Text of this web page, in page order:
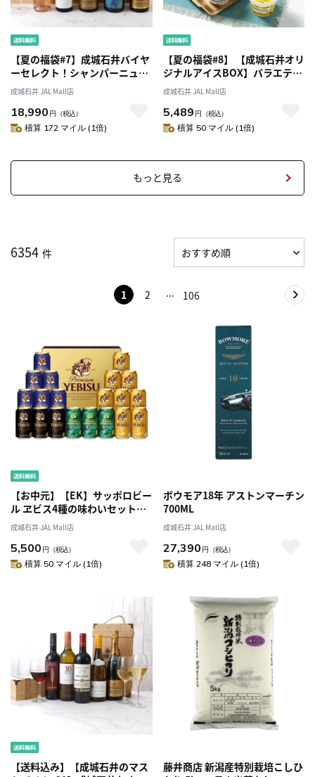
【夏の福袋#7】成城石井バイヤ
ーセレクト！シャンパーニュ1
本入り！夏におすすめの白・ロ
ゼ・スパークリングワイン10本
セット
成城石井 JAL Mall店
18,990 円 （税込）
積算 172 マイル (1倍)
【夏の福袋#8】 【成城石井オリ
ジナルアイスBOX】バラエティ
アソート 10種12個セット
成城石井 JAL Mall店
5,489 円 （税込）
積算 50 マイル (1倍)
もっと見る
6354 件
1 2 106
【お中元】【EK】サッポロビー
ル ヱビス4種の味わいセット
350ml×20缶入 YNF5DT
成城石井 JAL Mall店
5,500 円 （税込）
積算 50 マイル (1倍)
ボウモア18年 アストンマーチン
700ML
成城石井 JAL Mall店
27,390 円 （税込）
積算 248 マイル (1倍)
【送料込み】【成城石井のマス
藤井商店 新潟産特別栽培こしひ